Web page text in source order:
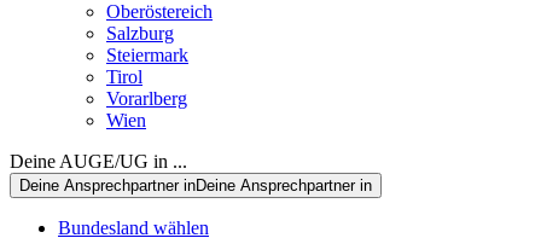
Oberöstereich
Salzburg
Steiermark
Tirol
Vorarlberg
Wien
Deine AUGE/UG in ...
Deine Ansprechpartner inDeine Ansprechpartner in
Bundesland wählen